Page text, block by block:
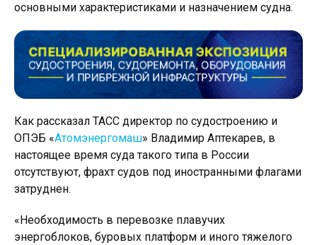
основными характеристиками и назначением судна.
Как рассказал ТАСС директор по судостроению и
ОПЭБ «Атомэнергомаш» Владимир Аптекарев, в
настоящее время суда такого типа в России
отсутствуют, фрахт судов под иностранными флагами
затруднен.
«Необходимость в перевозке плавучих
энергоблоков, буровых платформ и иного тяжелого